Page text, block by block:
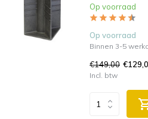
Op voorraad
Op voorraad
Binnen 3-5
€149,00
Incl. btw